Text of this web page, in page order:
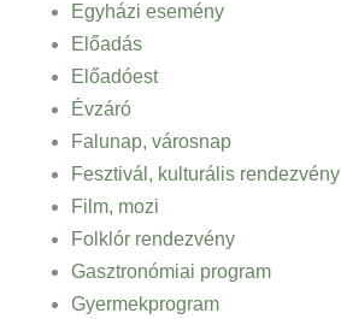
Egyházi esemény
Előadás
Előadóest
Évzáró
Falunap, városnap
Fesztivál, kulturális rendezvény
Film, mozi
Folklór rendezvény
Gasztronómiai program
Gyermekprogram